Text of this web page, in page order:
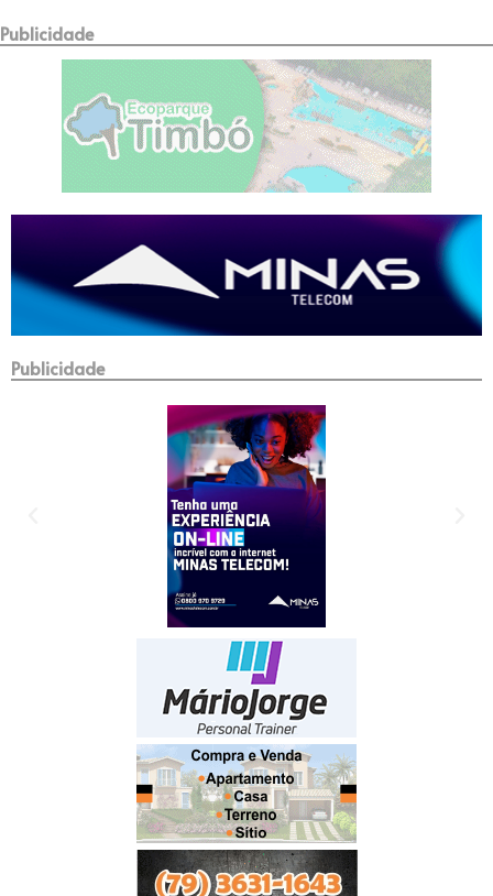
Publicidade
Publicidade